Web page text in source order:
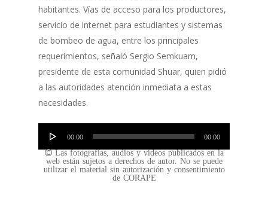
habitantes. Vías de acceso para los productores,
servicio de internet para estudiantes y sistemas
de bombeo de agua, entre los principales
requerimientos, señaló Sergio Semkuam,
presidente de esta comunidad Shuar, quien pidió
a las autoridades atención inmediata a estas
necesidades.
Reproductor
audio
00:00 00:00
Las fotografías, audios y videos publicados en la
web están sujetos a derechos de autor. No se puede
utilizar el material sin autorización y consentimiento
de CORAPE